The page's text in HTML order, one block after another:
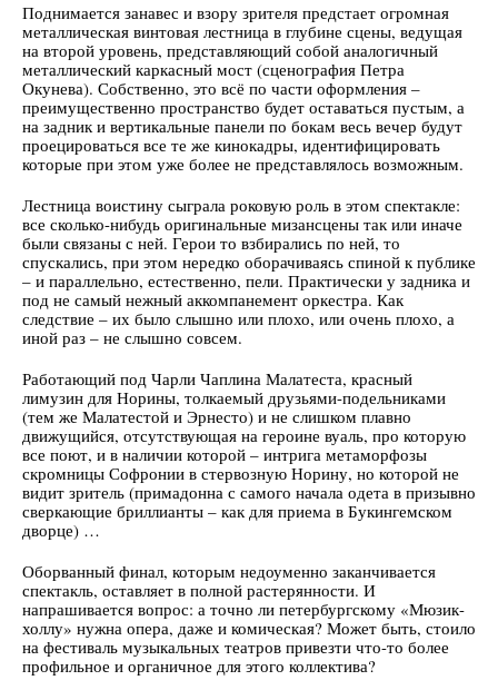
Поднимается занавес и взору зрителя предстает огромная
металлическая винтовая лестница в глубине сцены, ведущая
на второй уровень, представляющий собой аналогичный
металлический каркасный мост (сценография Петра
Окунева). Собственно, это всё по части оформления –
преимущественно пространство будет оставаться пустым, а
на задник и вертикальные панели по бокам весь вечер будут
проецироваться все те же кинокадры, идентифицировать
которые при этом уже более не представлялось возможным.
Лестница воистину сыграла роковую роль в этом спектакле:
все сколько-нибудь оригинальные мизансцены так или иначе
были связаны с ней. Герои то взбирались по ней, то
спускались, при этом нередко оборачиваясь спиной к публике
– и параллельно, естественно, пели. Практически у задника и
под не самый нежный аккомпанемент оркестра. Как
следствие – их было слышно или плохо, или очень плохо, а
иной раз – не слышно совсем.
Работающий под Чарли Чаплина Малатеста, красный
лимузин для Норины, толкаемый друзьями-подельниками
(тем же Малатестой и Эрнесто) и не слишком плавно
движущийся, отсутствующая на героине вуаль, про которую
все поют, и в наличии которой – интрига метаморфозы
скромницы Софронии в стервозную Норину, но которой не
видит зритель (примадонна с самого начала одета в призывно
сверкающие бриллианты – как для приема в Букингемском
дворце) …
Оборванный финал, которым недоуменно заканчивается
спектакль, оставляет в полной растерянности. И
напрашивается вопрос: а точно ли петербургскому «Мюзик-
холлу» нужна опера, даже и комическая? Может быть, стоило
на фестиваль музыкальных театров привезти что-то более
профильное и органичное для этого коллектива?